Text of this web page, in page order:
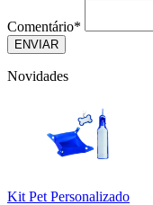
Comentário*
Novidades
Kit Pet Personalizado